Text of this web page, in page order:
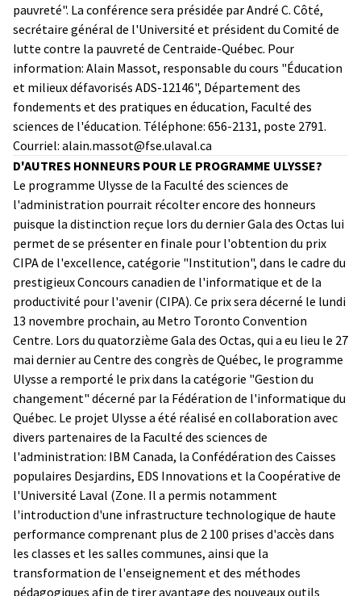
pauvreté". La conférence sera présidée par André C. Côté,
secrétaire général de l'Université et président du Comité de
lutte contre la pauvreté de Centraide-Québec. Pour
information: Alain Massot, responsable du cours "Éducation
et milieux défavorisés ADS-12146", Département des
fondements et des pratiques en éducation, Faculté des
sciences de l'éducation. Téléphone: 656-2131, poste 2791.
Courriel: alain.massot@fse.ulaval.ca
D'AUTRES HONNEURS POUR LE PROGRAMME ULYSSE?
Le programme Ulysse de la Faculté des sciences de
l'administration pourrait récolter encore des honneurs
puisque la distinction reçue lors du dernier Gala des Octas lui
permet de se présenter en finale pour l'obtention du prix
CIPA de l'excellence, catégorie "Institution", dans le cadre du
prestigieux Concours canadien de l'informatique et de la
productivité pour l'avenir (CIPA). Ce prix sera décerné le lundi
13 novembre prochain, au Metro Toronto Convention
Centre. Lors du quatorzième Gala des Octas, qui a eu lieu le 27
mai dernier au Centre des congrès de Québec, le programme
Ulysse a remporté le prix dans la catégorie "Gestion du
changement" décerné par la Fédération de l'informatique du
Québec. Le projet Ulysse a été réalisé en collaboration avec
divers partenaires de la Faculté des sciences de
l'administration: IBM Canada, la Confédération des Caisses
populaires Desjardins, EDS Innovations et la Coopérative de
l'Université Laval (Zone. Il a permis notamment
l'introduction d'une infrastructure technologique de haute
performance comprenant plus de 2 100 prises d'accès dans
les classes et les salles communes, ainsi que la
transformation de l'enseignement et des méthodes
pédagogiques afin de tirer avantage des nouveaux outils